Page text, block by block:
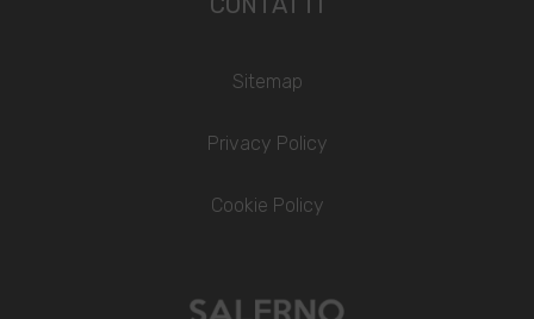
Sitemap
Privacy Policy
Cookie Policy